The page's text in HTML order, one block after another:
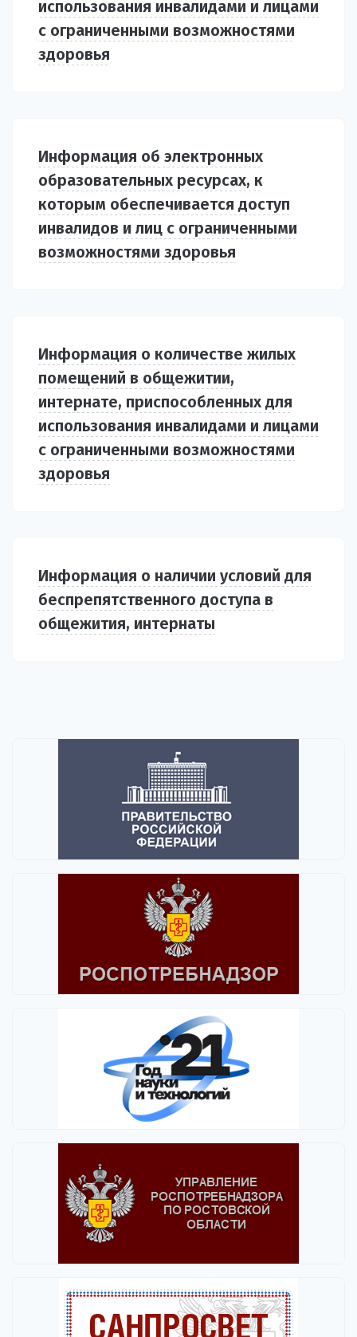
использования инвалидами и лицами
с ограниченными возможностями
здоровья
Информация об электронных
образовательных ресурсах, к
которым обеспечивается доступ
инвалидов и лиц с ограниченными
возможностями здоровья
Информация о количестве жилых
помещений в общежитии,
интернате, приспособленных для
использования инвалидами и лицами
с ограниченными возможностями
здоровья
Информация о наличии условий для
беспрепятственного доступа в
общежития, интернаты